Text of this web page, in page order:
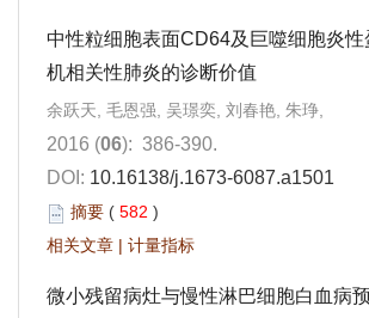
中性粒细胞表面CD64及巨噬细胞炎性
机相关性肺炎的诊断价值
余跃天, 毛恩强, 吴璟奕, 刘春艳, 朱琤,
2016 (06): 386-390.
DOI: 10.16138/j.1673-6087.a1501
摘要 ( 582 )
相关文章 | 计量指标
微小残留病灶与慢性淋巴细胞白血病